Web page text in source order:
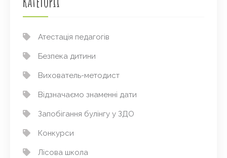
Атестація педагогів
Безпека дитини
Вихователь-методист
Відзначаємо знаменні дати
Запобігання булінгу у ЗДО
Конкурси
Лісова школа